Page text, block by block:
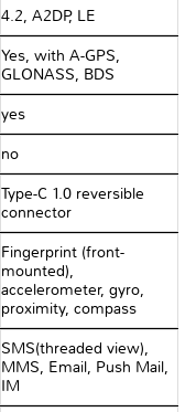
4.2, A2DP, LE
Yes, with A-GPS,
GLONASS, BDS
yes
no
Type-C 1.0 reversible
connector
Fingerprint (front-
mounted),
accelerometer, gyro,
proximity, compass
SMS(threaded view),
MMS, Email, Push Mail,
IM